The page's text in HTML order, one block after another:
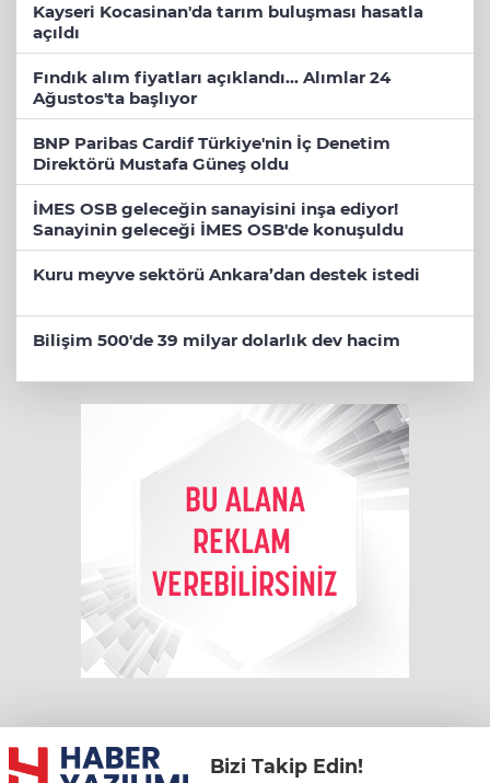
Kayseri Kocasinan'da tarım buluşması hasatla
açıldı
Fındık alım fiyatları açıklandı... Alımlar 24
Ağustos'ta başlıyor
BNP Paribas Cardif Türkiye'nin İç Denetim
Direktörü Mustafa Güneş oldu
İMES OSB geleceğin sanayisini inşa ediyor!
Sanayinin geleceği İMES OSB'de konuşuldu
Kuru meyve sektörü Ankara’dan destek istedi
Bilişim 500'de 39 milyar dolarlık dev hacim
Bizi Takip Edin!